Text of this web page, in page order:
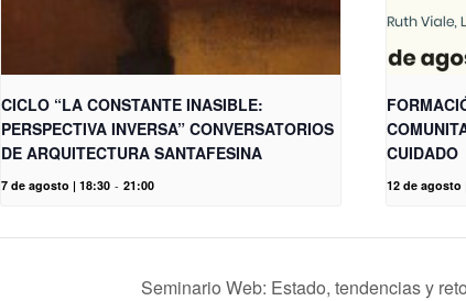
CICLO “LA CONSTANTE INASIBLE:
PERSPECTIVA INVERSA” CONVERSATORIOS
DE ARQUITECTURA SANTAFESINA
7 de agosto | 18:30 - 21:00
CUIDADO
12 de agosto
Seminario Web: Estado, tendencias y